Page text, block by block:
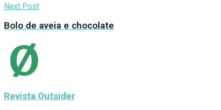
Next Post
Bolo de aveia e chocolate
Revista Outsider